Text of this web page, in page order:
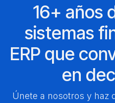
16+ años
sistemas
ERP que
en
Únete a nosotros y haz